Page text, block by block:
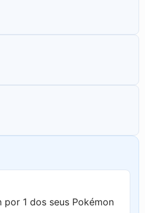
por 1 dos seus Pokémon